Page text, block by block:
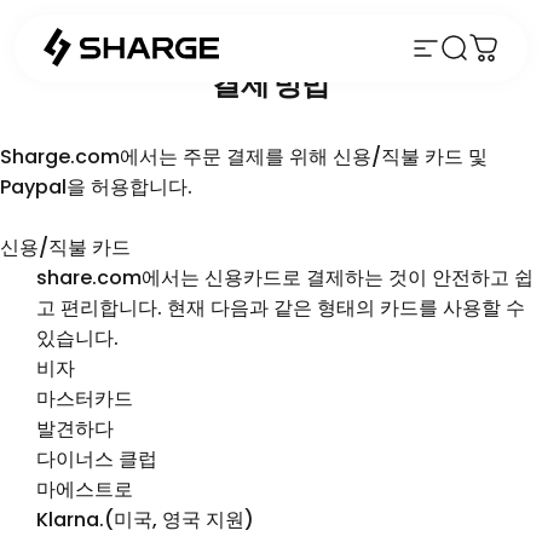
사이트 탐색
검색장바
결제 방법
Sharge.com에서는 주문 결제를 위해 신용/직불 카드 및
Paypal을 허용합니다.
신용/직불 카드
share.com에서는 신용카드로 결제하는 것이 안전하고 쉽
고 편리합니다. 현재 다음과 같은 형태의 카드를 사용할 수
있습니다.
비자
마스터카드
발견하다
다이너스 클럽
마에스트로
Klarna.(미국, 영국 지원)